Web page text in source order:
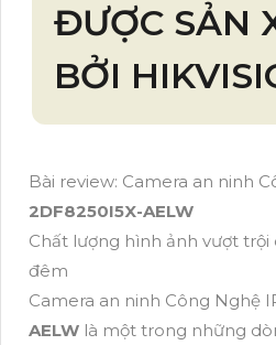
ĐƯỢC SẢN
BỞI
Bài review: Camera an ninh
2DF8250I5X-AELW
Chất lượng hình ảnh vượt trội
đêm
Camera an ninh Công Nghệ
AELW là một trong những